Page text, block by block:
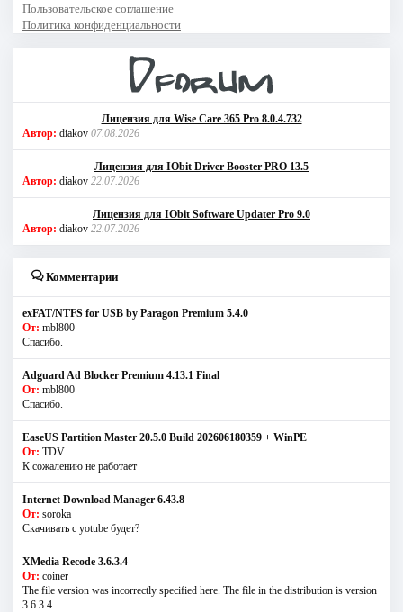
Пользовательское соглашение
Политика конфиденциальности
Лицензия для Wise Care 365 Pro 8.0.4.732
Автор: diakov 07.08.2026
Лицензия для IObit Driver Booster PRO 13.5
Автор: diakov 22.07.2026
Лицензия для IObit Software Updater Pro 9.0
Автор: diakov 22.07.2026
Комментарии
exFAT/NTFS for USB by Paragon Premium 5.4.0
От: mbl800
Спасибо.
Adguard Ad Blocker Premium 4.13.1 Final
От: mbl800
Спасибо.
EaseUS Partition Master 20.5.0 Build 202606180359 + WinPE
От: TDV
К сожалению не работает
Internet Download Manager 6.43.8
От: soroka
Скачивать с yotube будет?
XMedia Recode 3.6.3.4
От: coiner
The file version was incorrectly specified here. The file in the distribution is version
3.6.3.4.